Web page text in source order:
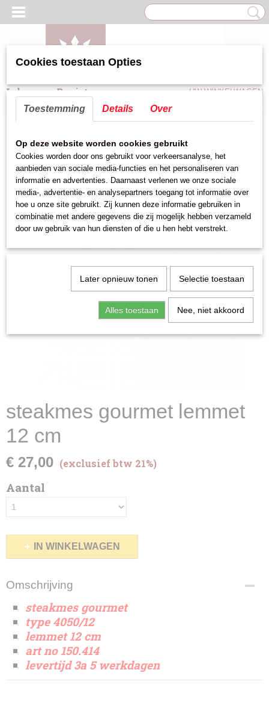
Inloggen Registreren UW WINKELWAGEN
Home>Keuken hulpmiddelen>Messen>Steakmes>
lemmet 12 cm
steakmes gourmet lemmet
12 cm
€ 27,00 (exclusief btw 21%)
Aantal
IN WINKELWAGEN
Omschrijving
steakmes gourmet
type 4050/12
lemmet 12 cm
art no 150.414
levertijd 3a 5 werkdagen
Cookies toestaan Opties
Toestemming Details Over
Op deze website worden cookies gebruikt
Cookies worden door ons gebruikt voor verkeersanalyse, het
aanbieden van sociale media-functies en het personaliseren van
informatie en advertenties. Daarnaast verlenen we onze sociale
media-, advertentie- en analysepartners toegang tot informatie over
hoe u onze site gebruikt. Zij kunnen deze informatie gebruiken in
combinatie met andere gegevens die zij mogelijk hebben verzameld
door uw gebruik van hun diensten of die u hen hebt verstrekt.
Later opnieuw tonen Selectie toestaan
Alles toestaan Nee, niet akkoord